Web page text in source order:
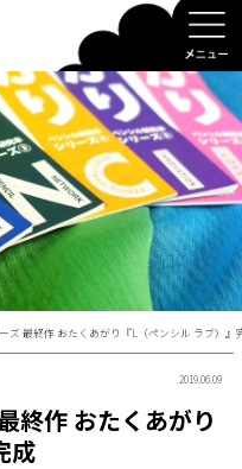
ズ 最終作 おたくあがり『L（ペンシル ラブ）』
2019.06.09
終作 おたくあがり
成